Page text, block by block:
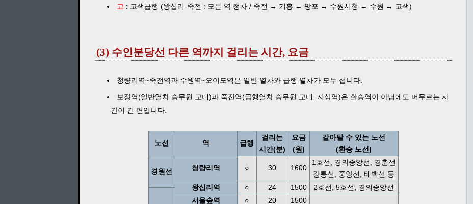
고 : 고색급행 (왕십리-죽전 : 모든 역 정차 / 죽전 → 기흥 → 망포 → 수원시청 → 수원 → 고색)
(3) 수인분당선 다른 역까지 걸리는 시간, 요금
청량리역~죽전역과 수원역~오이도역은 일반 열차와 급행 열차가 모두 섭니다.
보정역(일반열차 승무원 교대)과 죽전역(급행열차 승무원 교대, 지상역)은 환승역이 아님에도 머무르는 시
간이 긴 편입니다.
노선 역 급행
걸리는
시간(분)
요금
(원)
갈아탈 수 있는 노선
(환승 노선)
경원선 청량리역 ○ 30 1600
1호선, 경의중앙선, 경춘선
강릉선, 중앙선, 태백선 등
왕십리역
○ 24 1500
2호선, 5호선, 경의중앙선
서울숲역
○ 20 1500